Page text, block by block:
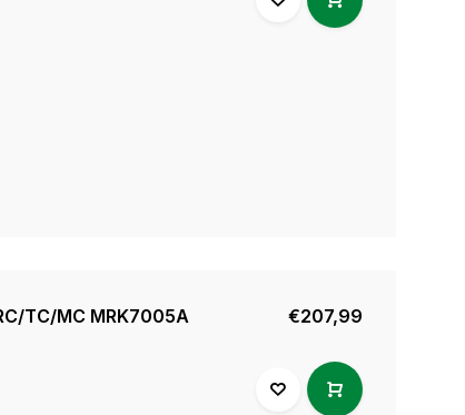
TC/MC MRK7005A €207,99